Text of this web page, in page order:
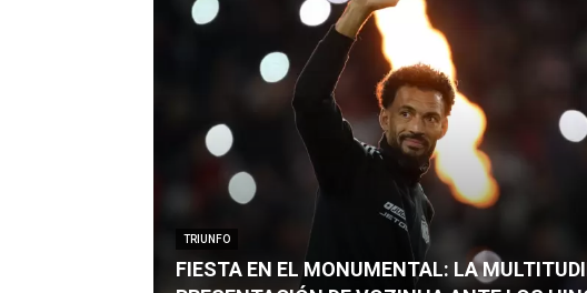
TRIUNFO
FIESTA EN EL MONUMENTAL: LA